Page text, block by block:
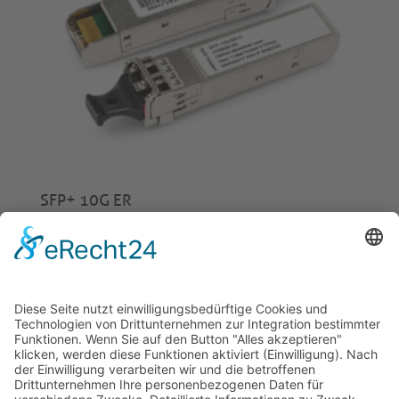
SFP+ 10G ER
€
© 2026 Tecowin GmbH |Impressum|Datenschutz
| Widerrufsrecht|AGB| Gewährleistung|RMA